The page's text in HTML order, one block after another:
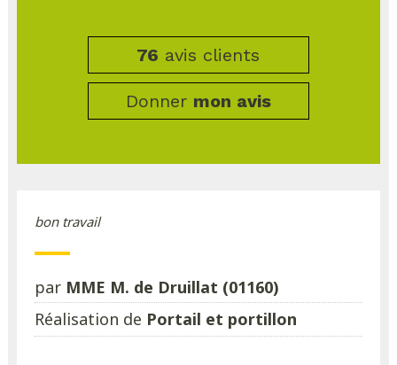
76 avis clients
Donner mon avis
bon travail
par MME M. de Druillat (01160)
Réalisation de Portail et portillon